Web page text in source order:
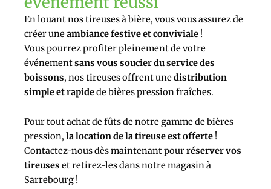
En louant nos tireuses à bière, vous vous assurez de
créer uneambiance festive et conviviale !
Vous pourrez profiter pleinement de votre
événementsans vous soucier du service des
boissons, nos tireuses offrent unedistribution
simple et rapidede bières pression fraîches.
Pour tout achat de fûts de notre gamme de bières
pression, la location de la tireuse est offerte !
Contactez-nous dès maintenant pourréserver vos
tireuses et retirez-les dans notre magasin à
Sarrebourg !